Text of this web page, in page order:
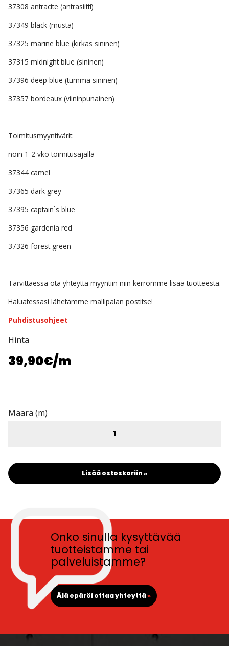
37308 antracite (antrasiitti)
37349 black (musta)
37325 marine blue (kirkas sininen)
37315 midnight blue (sininen)
37396 deep blue (tumma sininen)
37357 bordeaux (viininpunainen)
Toimitusmyyntivärit:
noin 1-2 vko toimitusajalla
37344 camel
37365 dark grey
37395 captain`s blue
37356 gardenia red
37326 forest green
Tarvittaessa ota yhteyttä myyntiin niin kerromme lisää tuotteesta.
Haluatessasi lähetämme mallipalan postitse!
Puhdistusohjeet
Hinta
39,90€/m
Määrä (m)
Lisää ostoskoriin »
Onko sinulla kysyttävää
tuotteistamme tai
palveluistamme?
Älä epäröi ottaa yhteyttä»